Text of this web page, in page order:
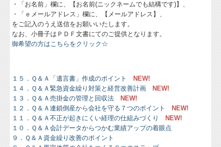
FX4クラウド
病院・診療所の皆様へ
関与先向け融資商品ご紹介
経営者お役立ち情報
税務Q&A
ウィークリーメール
・「お名前」欄に、【お名前(ニックネームでも結構です)】、
・「ｅメールアドレス」欄に、【メールアドレス】、
をご記入のうえ送信をお願いいたします。
なお、小冊子はＰＤＦ文書にてのご提供となります。
御希望の方はこちらをクリック☆
１５．Ｑ＆Ａ「遺言書」作成のポイント
NEW!
１４．Ｑ＆Ａ緊急資金繰り対策と経営改善計画
NEW!
１３．Ｑ＆Ａ売掛金の管理と回収法
NEW!
１２．Ｑ＆Ａ連鎖倒産から会社を守る７つのポイント
NEW!
１１．Ｑ＆Ａ不正が起きにくい経理の仕組みづくり
NEW!
１０ ．Ｑ＆Ａ会計データからつかむ業績アップの着眼点
９ ．Ｑ＆Ａ資金繰り改善のポイント